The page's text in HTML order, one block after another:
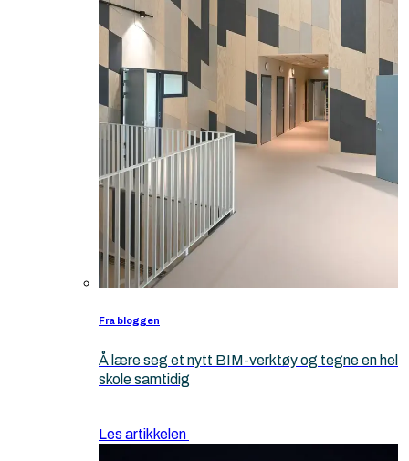
Fra bloggen
Å lære seg et nytt BIM-verktøy og tegne en hel
skole samtidig
Les artikkelen